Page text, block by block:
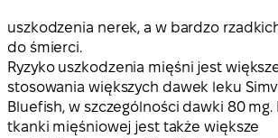
uszkodzenia nerek, a w bardzo
do śmierci.
Ryzyko uszkodzenia mięśni jest
stosowania większych dawek leku
Bluefish, w szczególności dawki 80 mg.
tkanki mięśniowej jest także większe